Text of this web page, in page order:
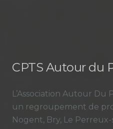
CPTS Autour du
L’Association Autour Du
un regroupement de
Nogent, Bry, Le